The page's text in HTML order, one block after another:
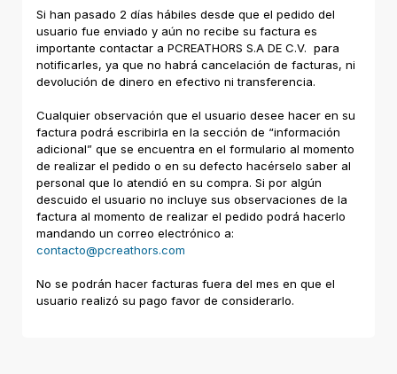
Si han pasado 2 días hábiles desde que el pedido del
usuario fue enviado y aún no recibe su factura es
importante contactar a PCREATHORS S.A DE C.V. para
notificarles, ya que no habrá cancelación de facturas, ni
devolución de dinero en efectivo ni transferencia.
Cualquier observación que el usuario desee hacer en su
factura podrá escribirla en la sección de “información
adicional” que se encuentra en el formulario al momento
de realizar el pedido o en su defecto hacérselo saber al
personal que lo atendió en su compra. Si por algún
descuido el usuario no incluye sus observaciones de la
factura al momento de realizar el pedido podrá hacerlo
mandando un correo electrónico a:
contacto@pcreathors.com
No se podrán hacer facturas fuera del mes en que el
usuario realizó su pago favor de considerarlo.